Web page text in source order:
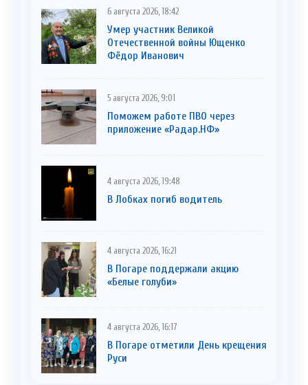
6 августа 2026, 18:42
Умер участник Великой
Отечественной войны Ющенко
Фёдор Иванович
5 августа 2026, 9:01
Поможем работе ПВО через
приложение «Радар.НФ»
4 августа 2026, 19:48
В Лобках погиб водитель
4 августа 2026, 16:21
В Погаре поддержали акцию
«Белые голуби»
4 августа 2026, 16:17
В Погаре отметили День крещения
Руси